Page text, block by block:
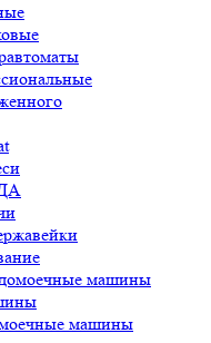
машины
машины